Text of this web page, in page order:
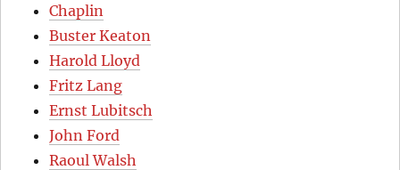
Chaplin
Buster Keaton
Harold Lloyd
Fritz Lang
Ernst Lubitsch
John Ford
Raoul Walsh